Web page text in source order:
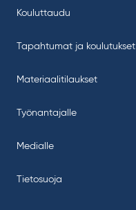
Kouluttaudu
Tapahtumat ja koulutukset
Materiaalitilaukset
Työnantajalle
Medialle
Tietosuoja